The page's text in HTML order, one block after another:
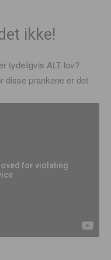
ikke!
tydeligvis ALT lov?
disse prankene er det